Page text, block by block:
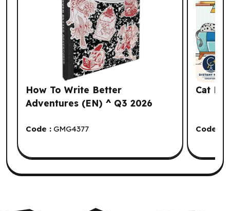
How To Write Better
Adventures (EN) ^ Q3 2026
Code : GMG4377
Cat
Code :